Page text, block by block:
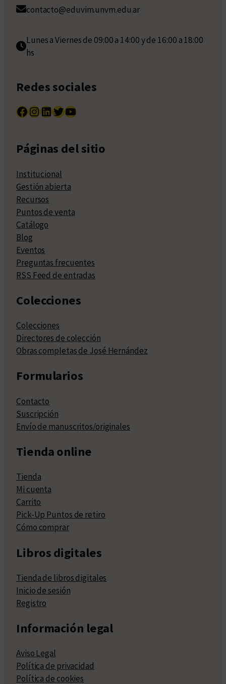
contacto@eduvim.unvm.edu.ar
Lunes a Viernes de 09:00 a 14:00 y de 16:00 a 18:00
hs
Redes sociales
Facebook InstagramLinkedIn Twitter YouTube
Páginas del sitio
Institucional
Gestión abierta
Recursos
Puntos de venta
Catálogo
Blog
Eventos
Preguntas frecuentes
RSS Feed de entradas
Colecciones
Colecciones
Directores de colección
Obras completas de José Hernández
Formularios
Contacto
Suscripción
Envío de manuscritos/originales
Tienda online
Tienda
Mi cuenta
Carrito
Pick-Up Puntos de retiro
Cómo comprar
Libros digitales
Tienda de libros digitales
Inicio de sesión
Registro
Información legal
Aviso Legal
Política de privacidad
Política de cookies